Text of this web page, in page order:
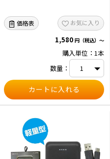
価格表 お気に入り
1,580 円（税込）～
購入単位：1本
数量：